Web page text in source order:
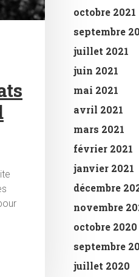
octobre 2021
septembre
juillet 2021
juin 2021
mai 2021
avril 2021
mars 2021
février 2021
janvier 2021
décembre
novembre
octobre 2020
septembre
juillet 2020